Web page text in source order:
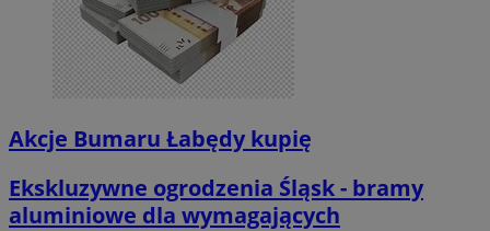
Akcje Bumaru Łabędy kupię
Ekskluzywne ogrodzenia Śląsk - bramy
aluminiowe dla wymagających